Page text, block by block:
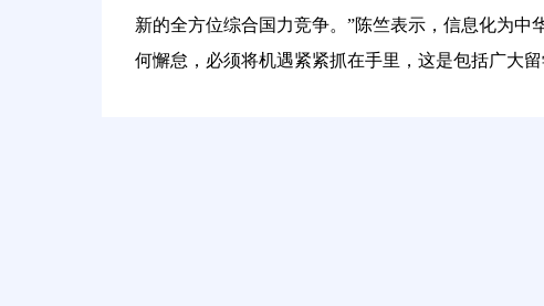
新的全方位综合国力竞争。”陈竺表示，信息化为
何懈怠，必须将机遇紧紧抓在手里，这是包括广大